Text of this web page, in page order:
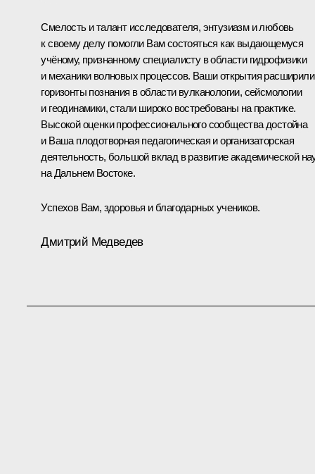
Смелость и талант исследователя, энтузиазм и любовь
к своему делу помогли Вам состояться как выдающемуся
учёному, признанному специалисту в области гидрофизики
и механики волновых процессов. Ваши открытия расширили
горизонты познания в области вулканологии, сейсмологии
и геодинамики, стали широко востребованы на практике.
Высокой оценки профессионального сообщества достойна
и Ваша плодотворная педагогическая и организаторская
деятельность, большой вклад в развитие академической
на Дальнем Востоке.
Успехов Вам, здоровья и благодарных учеников.
Дмитрий Медведев